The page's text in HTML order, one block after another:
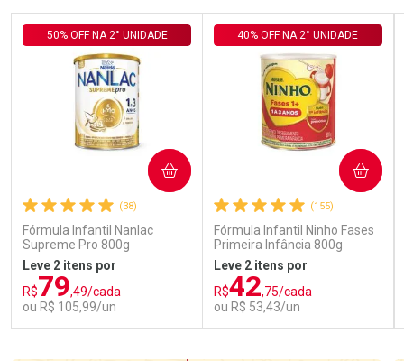
(38)
Fórmula Infantil Nanlac
Supreme Pro 800g
50% OFF NA 2° UNIDADE
Leve 2 itens por
R$79,49/cada
ou R$ 105,99/un
COMPRAR
(155)
Fórmula Infantil Ninho Fases
Primeira Infância 800g
40% OFF NA 2° UNIDADE
Leve 2 itens por
R$42,75/cada
ou R$ 53,43/un
COMPRAR